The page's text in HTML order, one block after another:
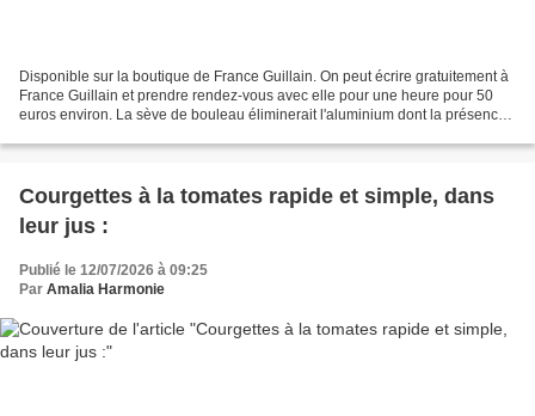
Disponible sur la boutique de France Guillain. On peut écrire gratuitement à
France Guillain et prendre rendez-vous avec elle pour une heure pour 50
euros environ. La sève de bouleau éliminerait l'aluminium dont la présence
Courgettes à la tomates rapide et simple, dans
leur jus :
Publié le 12/07/2026 à 09:25
Par Amalia Harmonie